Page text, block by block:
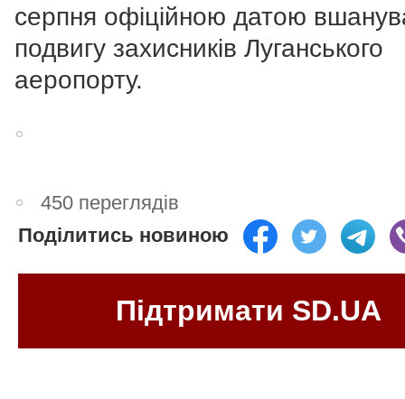
серпня офіційною датою
подвигу захисників Луганського
аеропорту.
450 переглядів
Поділитись новиною
Підтримати SD.UA